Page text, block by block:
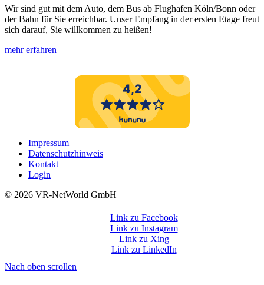
Wir sind gut mit dem Auto, dem Bus ab Flughafen Köln/Bonn oder
der Bahn für Sie erreichbar. Unser Empfang in der ersten Etage freut
sich darauf, Sie willkommen zu heißen!
mehr erfahren
Impressum
Datenschutzhinweis
Kontakt
Login
©️ 2026 VR-NetWorld GmbH
Link zu Facebook
Link zu Instagram
Link zu Xing
Link zu LinkedIn
Nach oben scrollen